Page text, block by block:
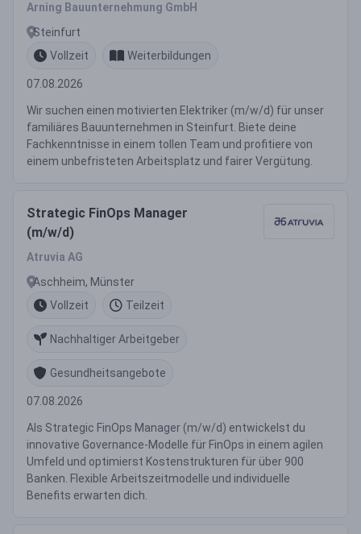
Arning Bauunternehmung GmbH
Steinfurt
Vollzeit
Weiterbildungen
07.08.2026
Wir suchen einen motivierten Elektriker (m/w/d) für unser
familiäres Bauunternehmen in Steinfurt. Biete deine
Fachkenntnisse in einem tollen Team und profitiere von
einem unbefristeten Arbeitsplatz und fairer Vergütung.
Strategic FinOps Manager
(m/w/d)
Atruvia AG
Aschheim, Münster
Vollzeit
Teilzeit
Nachhaltiger Arbeitgeber
Gesundheitsangebote
07.08.2026
Als Strategic FinOps Manager (m/w/d) entwickelst du
innovative Governance-Modelle für FinOps in einem agilen
Umfeld und optimierst Kostenstrukturen für über 900
Banken. Flexible Arbeitszeitmodelle und individuelle
Benefits erwarten dich.